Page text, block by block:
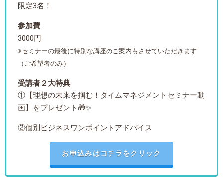
限定3名！
参加費
3000円
※セミナーの最後に特別な講座のご案内もさせていただきます
（ご希望者のみ）
受講者２大特典
①【理想の未来を掴む！タイムマネジメントセミナー動
画】をプレゼント🎁✨
②個別ビジネスワンポイントアドバイス
お申込みはコチラをクリック